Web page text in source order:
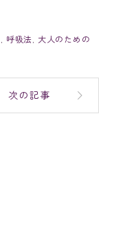
, 呼吸法, 大人のための
次の記事